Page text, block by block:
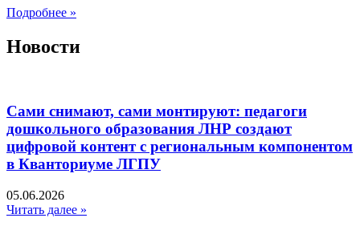
Подробнее »
Новости
Сами снимают, сами монтируют: педагоги
дошкольного образования ЛНР создают
цифровой контент с региональным компонентом
в Кванториуме ЛГПУ​
05.06.2026
Читать далее »